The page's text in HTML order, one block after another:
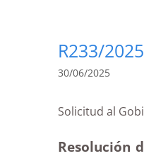
R233/2025
30/06/2025
Solicitud al
Resolución